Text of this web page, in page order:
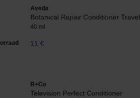
Aveda
Botanical Repair Conditioner Travel
40 ml
11 €
R+Co
Television Perfect Conditioner